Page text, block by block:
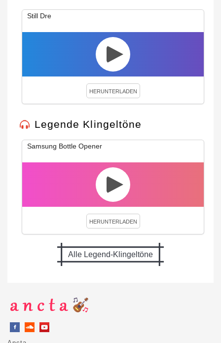
Still Dre
HERUNTERLADEN
Legende Klingeltöne
Samsung Bottle Opener
HERUNTERLADEN
Alle Legend-Klingeltöne